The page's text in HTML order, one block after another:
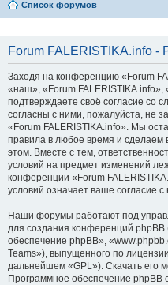
Список форумов
Forum FALERISTIKA.info -
Заходя на конференцию «Forum
«наш», «Forum FALERISTIKA.info»,
подтверждаете своё согласие со
согласны с ними, пожалуйста, не
«Forum FALERISTIKA.info». Мы
правила в любое время и сделаем
этом. Вместе с тем,
условий на предмет изменений
конференции «Forum
условий означает ваше согласие с
Наши форумы работают под
для создания конференций
обеспечение phpBB»,
Teams»), выпущенного по
дальнейшем «GPL»). Скачать его
Программное обеспечение phpBB